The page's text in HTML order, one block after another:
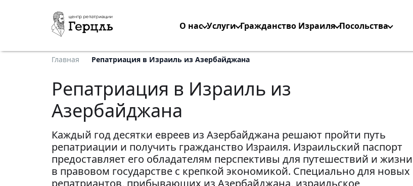
О нас Услуги Гражданство Израиля Посольства
Главная Репатриация в Израиль из Азербайджана
Репатриация в Израиль из
Азербайджана
Каждый год десятки евреев из Азербайджана решают пройти путь
репатриации и получить гражданство Израиля. Израильский паспорт
предоставляет его обладателям перспективы для путешествий и жизни
в правовом государстве с крепкой экономикой. Специально для новых
репатриантов, прибывающих из Азербайджана, израильское